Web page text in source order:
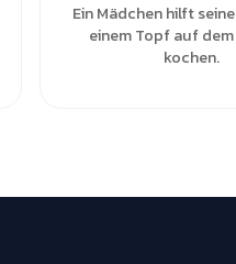
Ein Mädchen hilft
einem Topf auf
kochen.